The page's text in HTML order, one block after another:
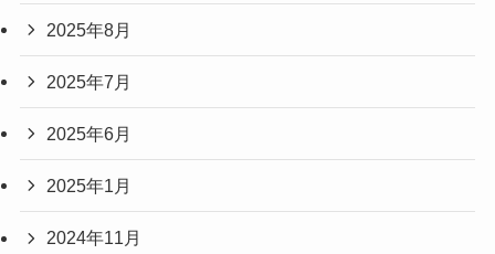
2025年8月
2025年7月
2025年6月
2025年1月
2024年11月